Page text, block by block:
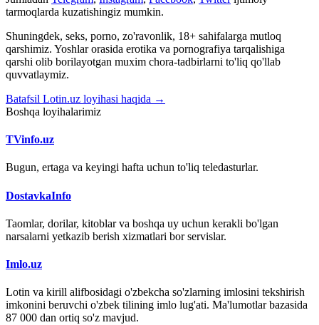
tarmoqlarda kuzatishingiz mumkin.
Shuningdek, seks, porno, zo'ravonlik, 18+ sahifalarga mutloq
qarshimiz. Yoshlar orasida erotika va pornografiya tarqalishiga
qarshi olib borilayotgan muxim chora-tadbirlarni to'liq qo'llab
quvvatlaymiz.
Batafsil Lotin.uz loyihasi haqida →
Boshqa loyihalarimiz
TVinfo.uz
Bugun, ertaga va keyingi hafta uchun to'liq teledasturlar.
DostavkaInfo
Taomlar, dorilar, kitoblar va boshqa uy uchun kerakli bo'lgan
narsalarni yetkazib berish xizmatlari bor servislar.
Imlo.uz
Lotin va kirill alifbosidagi o'zbekcha so'zlarning imlosini tekshirish
imkonini beruvchi o'zbek tilining imlo lug'ati. Ma'lumotlar bazasida
87 000 dan ortiq so'z mavjud.